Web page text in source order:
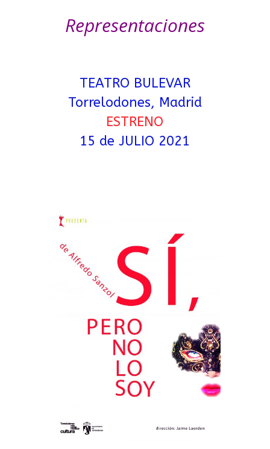
Representaciones
TEATRO BULEVAR
Torrelodones, Madrid
ESTRENO
15 de JULIO 2021